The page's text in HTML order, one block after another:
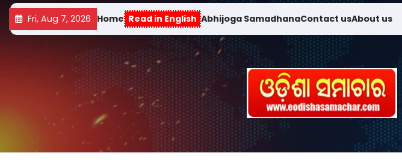
Fri, Aug 7, 2026 Home Read in English Abhijoga SamadhanaContact usAbout us